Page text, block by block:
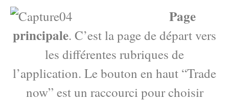
Page
principale. C’est la page de départ vers
les différentes rubriques de
l’application. Le bouton en haut “Trade
now” est un raccourci pour choisir